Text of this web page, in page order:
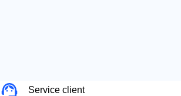
Service client